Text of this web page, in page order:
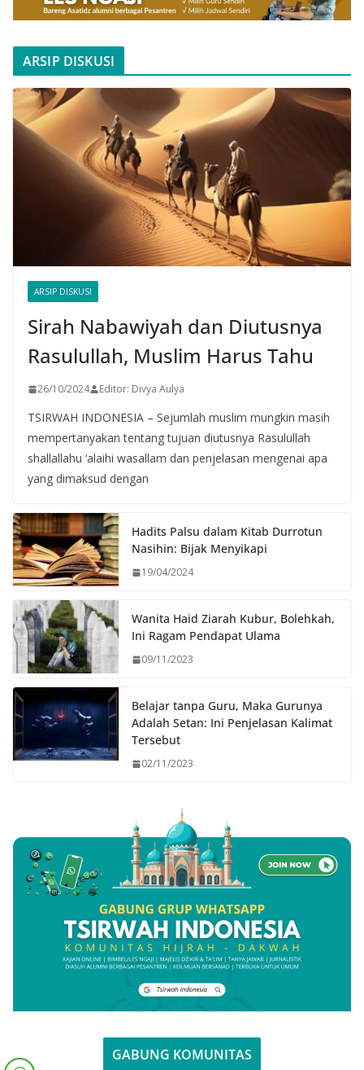
ARSIP DISKUSI
ARSIP DISKUSI
Sirah Nabawiyah dan Diutusnya
Rasulullah, Muslim Harus Tahu
26/10/2024 Editor: Divya Aulya
TSIRWAH INDONESIA – Sejumlah muslim mungkin masih
mempertanyakan tentang tujuan diutusnya Rasulullah
shallallahu ‘alaihi wasallam dan penjelasan mengenai apa
yang dimaksud dengan
Hadits Palsu dalam Kitab Durrotun
Nasihin: Bijak Menyikapi
19/04/2024
Wanita Haid Ziarah Kubur, Bolehkah,
Ini Ragam Pendapat Ulama
09/11/2023
Belajar tanpa Guru, Maka Gurunya
Adalah Setan: Ini Penjelasan Kalimat
Tersebut
02/11/2023
GABUNG KOMUNITAS